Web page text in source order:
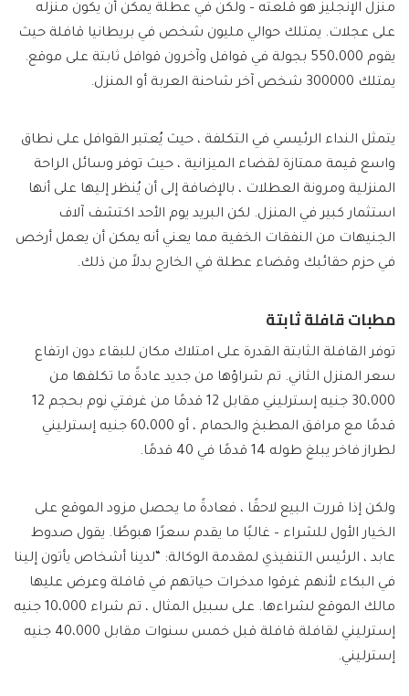
منزل الإنجليز هو قلعته – ولكن في عطلة يمكن أن يكون منزله
على عجلات. يمتلك حوالي مليون شخص في بريطانيا قافلة حيث
يقوم 550،000 بجولة في قوافل وآخرون قوافل ثابتة على موقع.
يمتلك 300000 شخص آخر شاحنة العربة أو المنزل.
يتمثل النداء الرئيسي في التكلفة ، حيث يُعتبر القوافل على نطاق
واسع قيمة ممتازة لقضاء الميزانية ، حيث توفر وسائل الراحة
المنزلية ومرونة العطلات ، بالإضافة إلى أن يُنظر إليها على أنها
استثمار كبير في المنزل. لكن البريد يوم الأحد اكتشف آلاف
الجنيهات من النفقات الخفية مما يعني أنه يمكن أن يعمل أرخص
في حزم حقائبك وقضاء عطلة في الخارج بدلاً من ذلك.
مطبات قافلة ثابتة
توفر القافلة الثابتة القدرة على امتلاك مكان للبقاء دون ارتفاع
سعر المنزل الثاني. تم شراؤها من جديد عادةً ما تكلفها من
30،000 جنيه إسترليني مقابل 12 قدمًا من غرفتي نوم بحجم 12
قدمًا مع مرافق المطبخ والحمام ، أو 60،000 جنيه إسترليني
لطراز فاخر يبلغ طوله 14 قدمًا في 40 قدمًا.
ولكن إذا قررت البيع لاحقًا ، فعادةً ما يحصل مزود الموقع على
الخيار الأول للشراء – غالبًا ما يقدم سعرًا هبوطًا. يقول صدوط
عابد ، الرئيس التنفيذي لمقدمة الوكالة: “لدينا أشخاص يأتون إلينا
في البكاء لأنهم غرقوا مدخرات حياتهم في قافلة وعرض عليها
مالك الموقع لشراءها. على سبيل المثال ، تم شراء 10،000 جنيه
إسترليني لقافلة قافلة قبل خمس سنوات مقابل 40،000 جنيه
إسترليني.